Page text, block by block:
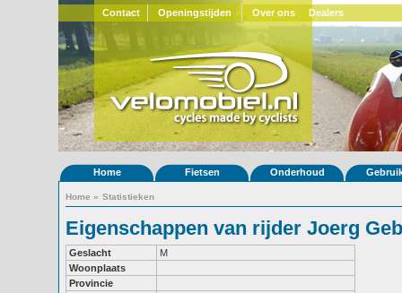
Contact Openingstijden Over ons Dealers
Home Fietsen Onderhoud
Home » Statistieken
Eigenschappen van rijder Joerg
Geslacht
M
Woonplaats
Provincie